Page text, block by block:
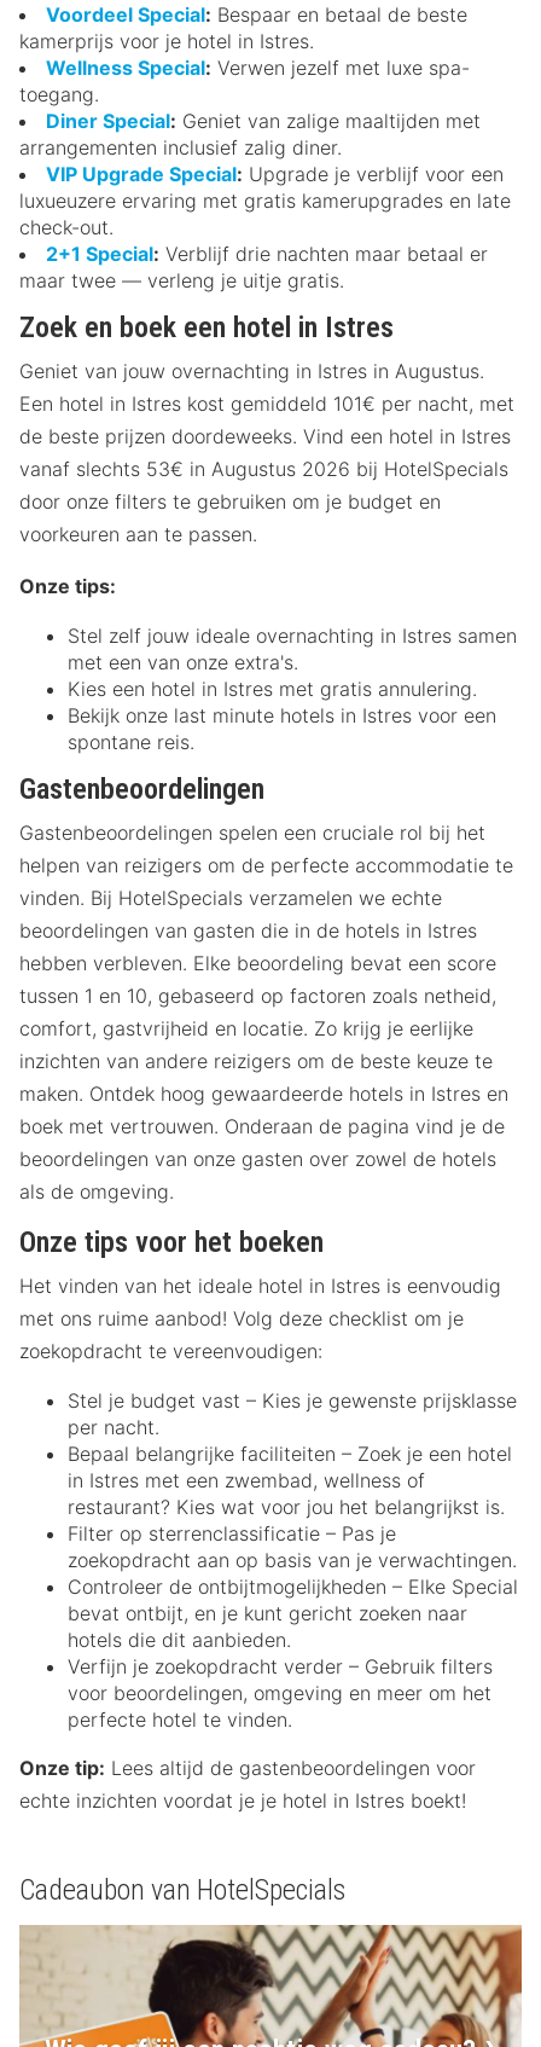
Voordeel Special: Bespaar en betaal de beste
kamerprijs voor je hotel in Istres.
Wellness Special: Verwen jezelf met luxe spa-
toegang.
Diner Special: Geniet van zalige maaltijden met
arrangementen inclusief zalig diner.
VIP Upgrade Special: Upgrade je verblijf voor een
luxueuzere ervaring met gratis kamerupgrades en late
check-out.
2+1 Special: Verblijf drie nachten maar betaal er
maar twee — verleng je uitje gratis.
Zoek en boek een hotel in Istres
Geniet van jouw overnachting in Istres in Augustus.
Een hotel in Istres kost gemiddeld 101€ per nacht, met
de beste prijzen doordeweeks. Vind een hotel in Istres
vanaf slechts 53€ in Augustus 2026 bij HotelSpecials
door onze filters te gebruiken om je budget en
voorkeuren aan te passen.
Onze tips:
Stel zelf jouw ideale overnachting in Istres samen
met een van onze extra's.
Kies een hotel in Istres met gratis annulering.
Bekijk onze last minute hotels in Istres voor een
spontane reis.
Gastenbeoordelingen
Gastenbeoordelingen spelen een cruciale rol bij het
helpen van reizigers om de perfecte accommodatie te
vinden. Bij HotelSpecials verzamelen we echte
beoordelingen van gasten die in de hotels in Istres
hebben verbleven. Elke beoordeling bevat een score
tussen 1 en 10, gebaseerd op factoren zoals netheid,
comfort, gastvrijheid en locatie. Zo krijg je eerlijke
inzichten van andere reizigers om de beste keuze te
maken. Ontdek hoog gewaardeerde hotels in Istres en
boek met vertrouwen. Onderaan de pagina vind je de
beoordelingen van onze gasten over zowel de hotels
als de omgeving.
Onze tips voor het boeken
Het vinden van het ideale hotel in Istres is eenvoudig
met ons ruime aanbod! Volg deze checklist om je
zoekopdracht te vereenvoudigen:
Stel je budget vast – Kies je gewenste prijsklasse
per nacht.
Bepaal belangrijke faciliteiten – Zoek je een hotel
in Istres met een zwembad, wellness of
restaurant? Kies wat voor jou het belangrijkst is.
Filter op sterrenclassificatie – Pas je
zoekopdracht aan op basis van je verwachtingen.
Controleer de ontbijtmogelijkheden – Elke Special
bevat ontbijt, en je kunt gericht zoeken naar
hotels die dit aanbieden.
Verfijn je zoekopdracht verder – Gebruik filters
voor beoordelingen, omgeving en meer om het
perfecte hotel te vinden.
Onze tip: Lees altijd de gastenbeoordelingen voor
echte inzichten voordat je je hotel in Istres boekt!
Cadeaubon van HotelSpecials